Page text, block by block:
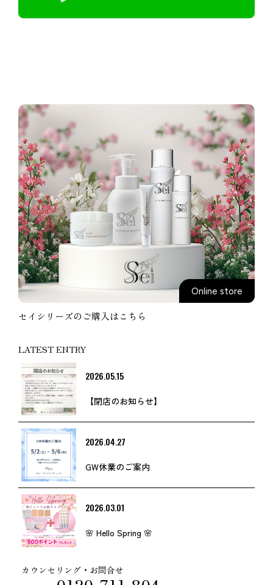
Online store
セイシリーズのご購入はこちら
LATEST ENTRY
2026.05.15
【閉店のお知らせ】
2026.04.27
GW休業のご案内
2026.03.01
🌸 Hello Spring 🌸
カウンセリング・お問合せ